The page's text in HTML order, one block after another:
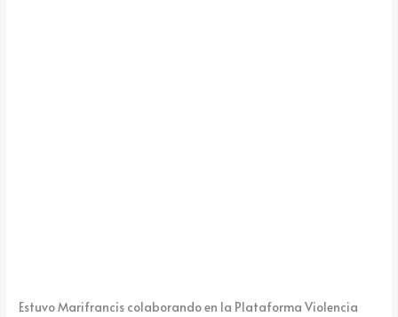
Estuvo Marifrancis colaborando en la Plataforma Violencia